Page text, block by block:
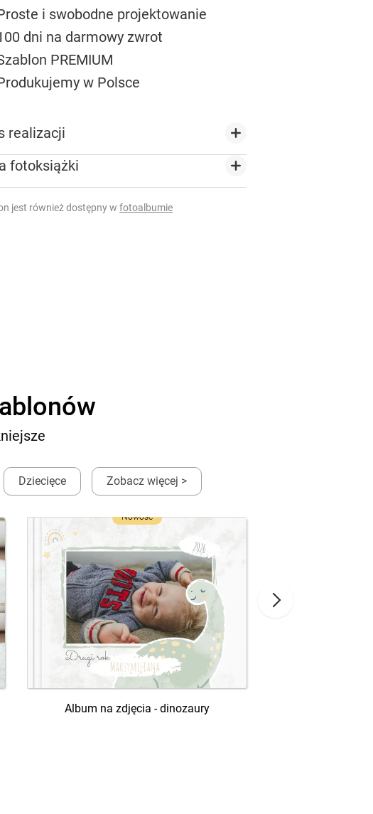
i swobodne projektowanie
dni na darmowy zwrot
PREMIUM
w Polsce
realizacji
fotoksiążki
jest również dostępny w fotoalbumie
Dziecięce Zobacz więcej >
Nowość
Album na zdjęcia - dinozaury